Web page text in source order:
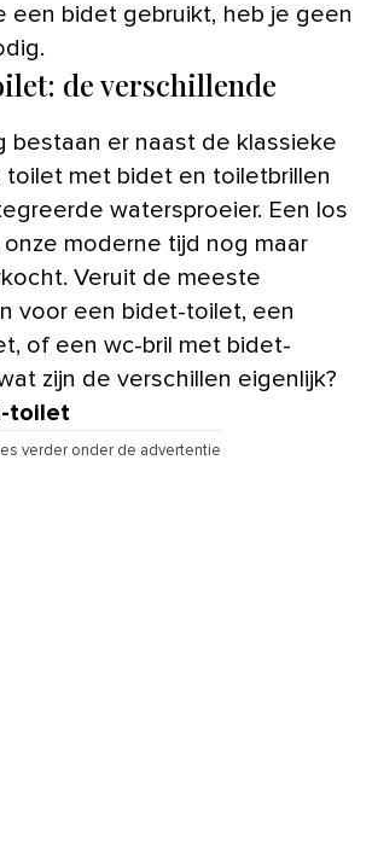
een bidet gebruikt, heb je geen
de verschillende
bestaan er naast de klassieke
met bidet en toiletbrillen
watersproeier. Een los
moderne tijd nog maar
Veruit de meeste
voor een bidet-toilet, een
of een wc-bril met bidet-
zijn de verschillen eigenlijk?
toilet
verder onder de advertentie